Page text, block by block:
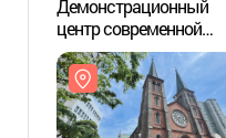
Демонстрационный
центр современной
культуры Кесан йега
(근대문화체험관
계산예가)